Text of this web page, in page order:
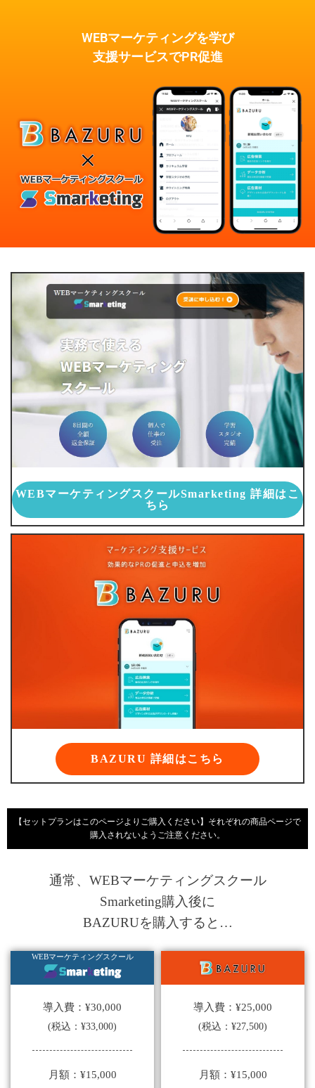
WEBマーケティングを学び
支援サービスでPR促進
WEBマーケティングスクールSmarketing 詳細はこ
ちら
BAZURU 詳細はこちら
【セットプランはこのページよりご購入ください】それぞれの商品ページで
購入されないようご注意ください。
通常、WEBマーケティングスクール
Smarketing購入後に
BAZURUを購入すると…
WEBマーケティングスクール
導入費：¥30,000
(税込：¥33,000)
月額：¥15,000
導入費：¥25,000
(税込：¥27,500)
月額：¥15,000